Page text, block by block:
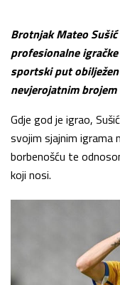
Brotnjak Mateo
profesionalne
sportski put
nevjerojatnim
Gdje god je igrao,
svojim sjajnim igrama
borbenošću te
koji nosi.